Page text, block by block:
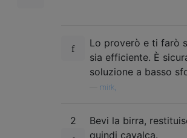
Lo proverò e ti farò
sia efficiente. È
soluzione a basso
mirk,
2
Bevi la birra,
quindi cavalca.